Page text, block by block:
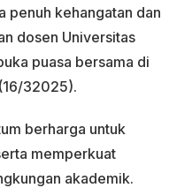
penuh kehangatan dan
dosen Universitas
puasa bersama di
32025).
berharga untuk
memperkuat
akademik.